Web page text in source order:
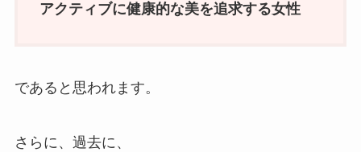
アクティブに健康的な美を追求する女性
であると思われます。
さらに、過去に、